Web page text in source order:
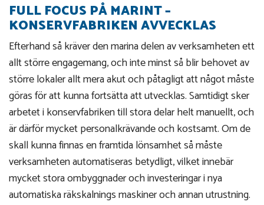
FULL FOCUS PÅ MARINT –
KONSERVFABRIKEN AVVECKLAS
Efterhand så kräver den marina delen av verksamheten ett
allt större engagemang, och inte minst så blir behovet av
större lokaler allt mera akut och påtagligt att något måste
göras för att kunna fortsätta att utvecklas. Samtidigt sker
arbetet i konservfabriken till stora delar helt manuellt, och
är därför mycket personalkrävande och kostsamt. Om de
skall kunna finnas en framtida lönsamhet så måste
verksamheten automatiseras betydligt, vilket innebär
mycket stora ombyggnader och investeringar i nya
automatiska räkskalnings maskiner och annan utrustning.